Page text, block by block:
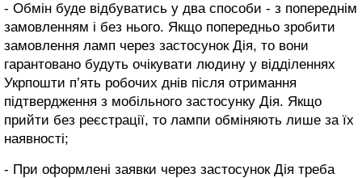
- Обмін буде відбуватись у два способи - з попереднім
замовленням і без нього. Якщо попередньо зробити
замовлення ламп через застосунок Дія, то вони
гарантовано будуть очікувати людину у відділеннях
Укрпошти п’ять робочих днів після отримання
підтвердження з мобільного застосунку Дія. Якщо
прийти без реєстрації, то лампи обміняють лише за їх
наявності;
- При оформлені заявки через застосунок Дія треба